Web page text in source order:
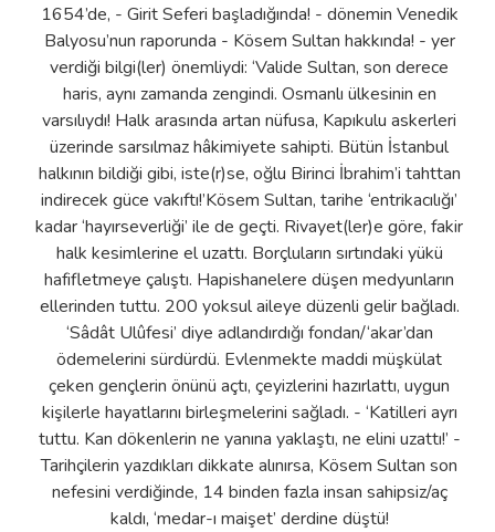
1654’de, - Girit Seferi başladığında! - dönemin Venedik
Balyosu’nun raporunda - Kösem Sultan hakkında! - yer
verdiği bilgi(ler) önemliydi: ‘Valide Sultan, son derece
haris, aynı zamanda zengindi. Osmanlı ülkesinin en
varsılıydı! Halk arasında artan nüfusa, Kapıkulu askerleri
üzerinde sarsılmaz hâkimiyete sahipti. Bütün İstanbul
halkının bildiği gibi, iste(r)se, oğlu Birinci İbrahim’i tahttan
indirecek güce vakıftı!’Kösem Sultan, tarihe ‘entrikacılığı’
kadar ‘hayırseverliği’ ile de geçti. Rivayet(ler)e göre, fakir
halk kesimlerine el uzattı. Borçluların sırtındaki yükü
hafifletmeye çalıştı. Hapishanelere düşen medyunların
ellerinden tuttu. 200 yoksul aileye düzenli gelir bağladı.
‘Sâdât Ulûfesi’ diye adlandırdığı fondan/‘akar’dan
ödemelerini sürdürdü. Evlenmekte maddi müşkülat
çeken gençlerin önünü açtı, çeyizlerini hazırlattı, uygun
kişilerle hayatlarını birleşmelerini sağladı. - ‘Katilleri ayrı
tuttu. Kan dökenlerin ne yanına yaklaştı, ne elini uzattı!’ -
Tarihçilerin yazdıkları dikkate alınırsa, Kösem Sultan son
nefesini verdiğinde, 14 binden fazla insan sahipsiz/aç
kaldı, ‘medar-ı maişet’ derdine düştü!